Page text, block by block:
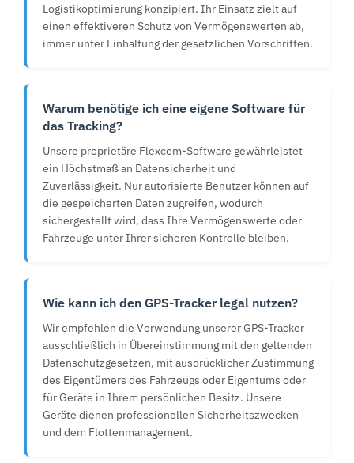
Logistikoptimierung konzipiert. Ihr Einsatz zielt auf
einen effektiveren Schutz von Vermögenswerten ab,
immer unter Einhaltung der gesetzlichen Vorschriften.
Warum benötige ich eine eigene Software für
das Tracking?
Unsere proprietäre Flexcom-Software gewährleistet
ein Höchstmaß an Datensicherheit und
Zuverlässigkeit. Nur autorisierte Benutzer können auf
die gespeicherten Daten zugreifen, wodurch
sichergestellt wird, dass Ihre Vermögenswerte oder
Fahrzeuge unter Ihrer sicheren Kontrolle bleiben.
Wie kann ich den GPS-Tracker legal nutzen?
Wir empfehlen die Verwendung unserer GPS-Tracker
ausschließlich in Übereinstimmung mit den geltenden
Datenschutzgesetzen, mit ausdrücklicher Zustimmung
des Eigentümers des Fahrzeugs oder Eigentums oder
für Geräte in Ihrem persönlichen Besitz. Unsere
Geräte dienen professionellen Sicherheitszwecken
und dem Flottenmanagement.